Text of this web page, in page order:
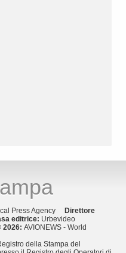
Press Agency Direttore
editrice: Urbevideo
2026: AVIONEWS - World
della Stampa del